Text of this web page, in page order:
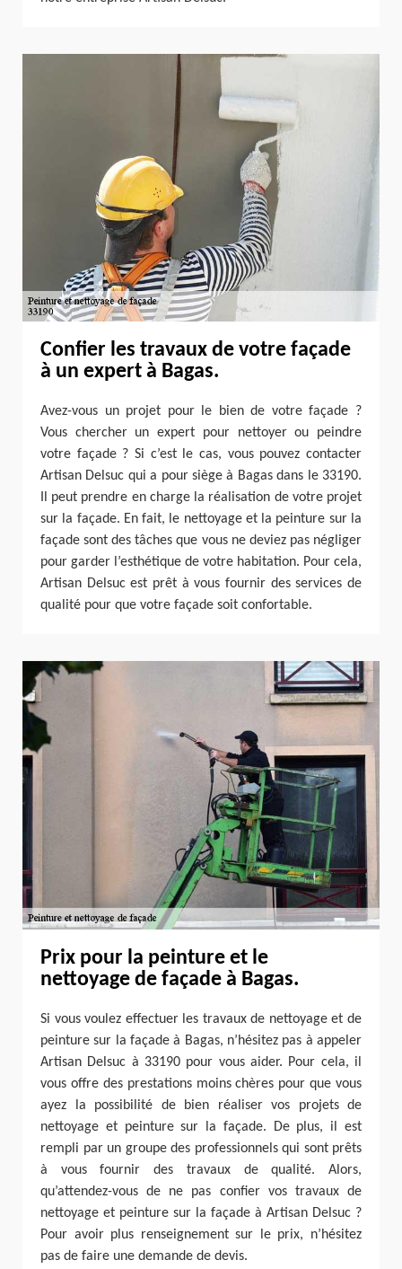
Confier les travaux de votre façade
à un expert à Bagas.
Avez-vous un projet pour le bien de votre façade ?
Vous chercher un expert pour nettoyer ou peindre
votre façade ? Si c’est le cas, vous pouvez contacter
Artisan Delsuc qui a pour siège à Bagas dans le 33190.
Il peut prendre en charge la réalisation de votre projet
sur la façade. En fait, le nettoyage et la peinture sur la
façade sont des tâches que vous ne deviez pas négliger
pour garder l’esthétique de votre habitation. Pour cela,
Artisan Delsuc est prêt à vous fournir des services de
qualité pour que votre façade soit confortable.
Prix pour la peinture et le
nettoyage de façade à Bagas.
Si vous voulez effectuer les travaux de nettoyage et de
peinture sur la façade à Bagas, n’hésitez pas à appeler
Artisan Delsuc à 33190 pour vous aider. Pour cela, il
vous offre des prestations moins chères pour que vous
ayez la possibilité de bien réaliser vos projets de
nettoyage et peinture sur la façade. De plus, il est
rempli par un groupe des professionnels qui sont prêts
à vous fournir des travaux de qualité. Alors,
qu’attendez-vous de ne pas confier vos travaux de
nettoyage et peinture sur la façade à Artisan Delsuc ?
Pour avoir plus renseignement sur le prix, n’hésitez
pas de faire une demande de devis.